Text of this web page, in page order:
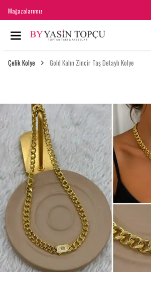
Mağazalarımız
Çelik Kolye Gold Kalın Zincir Taş Detaylı Kolye